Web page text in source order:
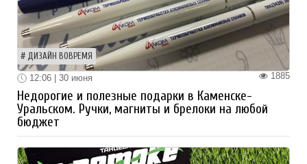
ДИЗАЙН ВОВРЕМЯ
1885
12:06 | 30 июня
Недорогие и полезные подарки в Каменске-
Уральском. Ручки, магниты и брелоки на любой
бюджет